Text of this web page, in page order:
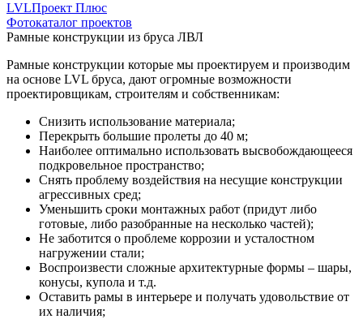
LVLПроект Плюс
Фотокаталог проектов
Рамные конструкции из бруса ЛВЛ
Рамные конструкции которые мы проектируем и производим
на основе LVL бруса, дают огромные возможности
проектировщикам, строителям и собственникам:
Снизить использование материала;
Перекрыть большие пролеты до 40 м;
Наиболее оптимально использовать высвобождающееся
подкровельное пространство;
Снять проблему воздействия на несущие конструкции
агрессивных сред;
Уменьшить сроки монтажных работ (придут либо
готовые, либо разобранные на несколько частей);
Не заботится о проблеме коррозии и усталостном
нагружении стали;
Воспроизвести сложные архитектурные формы – шары,
конусы, купола и т.д.
Оставить рамы в интерьере и получать удовольствие от
их наличия;